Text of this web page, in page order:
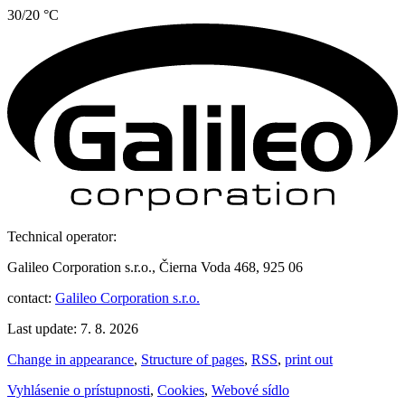
30/20 °C
Technical operator:
Galileo Corporation s.r.o., Čierna Voda 468, 925 06
contact: Galileo Corporation s.r.o.
Last update: 7. 8. 2026
Change in appearance, Structure of pages, RSS, print out
Vyhlásenie o prístupnosti, Cookies, Webové sídlo